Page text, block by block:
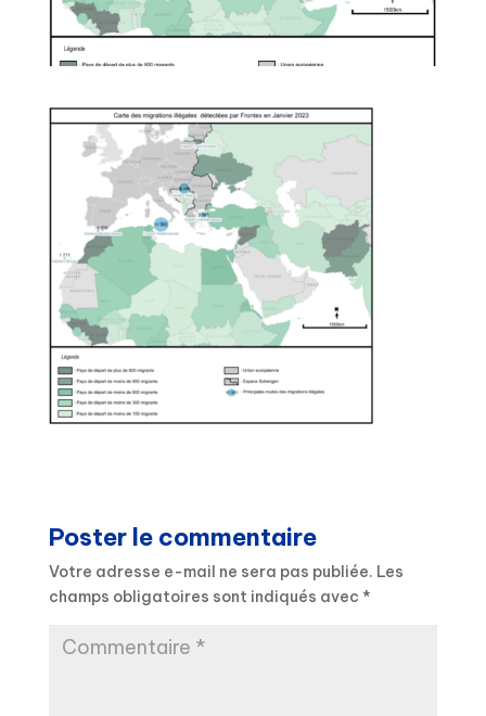
Poster le commentaire
Votre adresse e-mail ne sera pas publiée. Les
champs obligatoires sont indiqués avec *